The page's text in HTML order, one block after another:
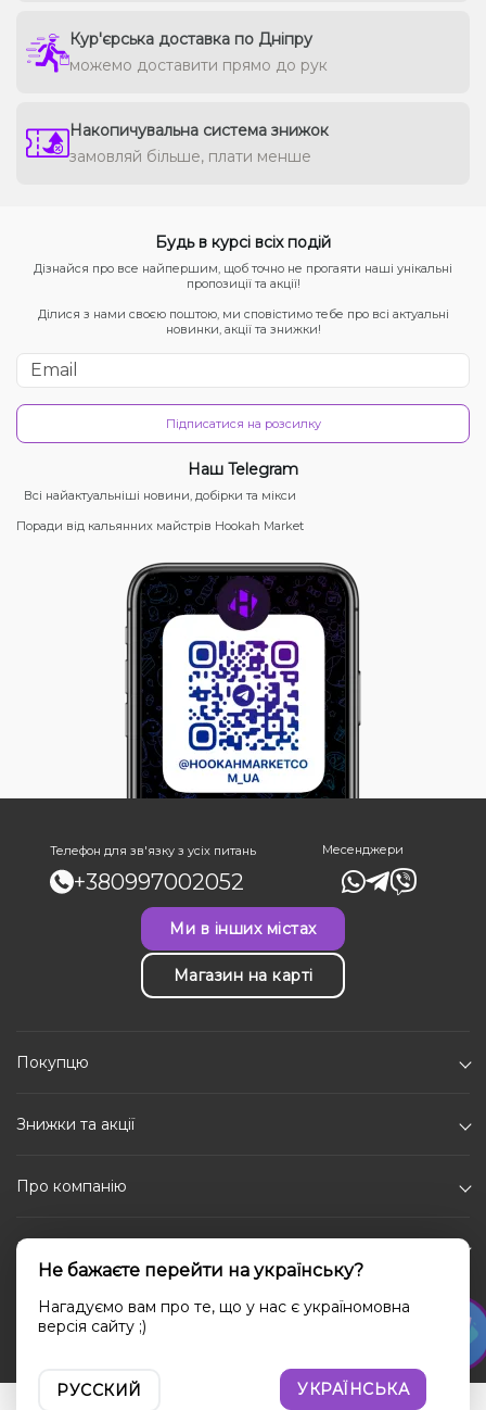
Кур'єрська доставка по Дніпру
можемо доставити прямо до рук
Накопичувальна система знижок
замовляй більше, плати менше
Будь в курсі всіх подій
Дізнайся про все найпершим, щоб точно не прогаяти наші унікальні
пропозиції та акції!
Ділися з нами своєю поштою, ми сповістимо тебе про всі актуальні
новинки, акції та знижки!
Підписатися на розсилку
Наш Telegram
Всі найактуальніші новини, добірки та мікси
Поради від кальянних майстрів Hookah Market
Телефон для зв'язку з усіх питань
+380997002052
Месенджери
Ми в інших містах
Магазин на карті
Покупцю
Знижки та акції
Про компанію
Каталог
Соціальні мережі
Не бажаєте перейти на українську?
Нагадуємо вам про те, що у нас є україномовна
версія сайту ;)
РУССКИЙ УКРАЇНСЬКА